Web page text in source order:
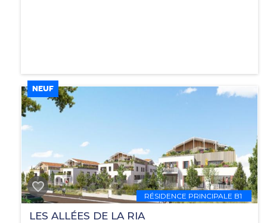
NEUF
RÉSIDENCE PRINCIPALE B1
LES ALLÉES DE LA RIA